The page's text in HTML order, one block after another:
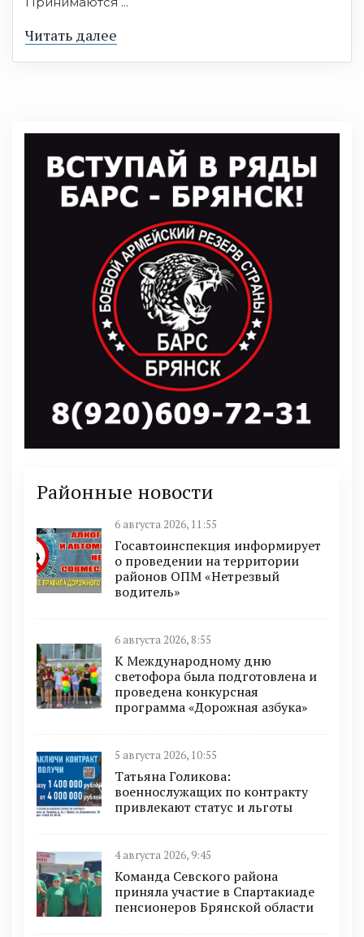
Читать далее
Районные новости
6 августа 2026, 11:55
Госавтоинспекция информирует
о проведении на территории
районов ОПМ «Нетрезвый
водитель»
6 августа 2026, 8:55
К Международному дню
светофора была подготовлена и
проведена конкурсная
программа «Дорожная азбука»
5 августа 2026, 10:55
Татьяна Голикова:
военнослужащих по контракту
привлекают статус и льготы
4 августа 2026, 9:45
Команда Севского района
приняла участие в Спартакиаде
пенсионеров Брянской области